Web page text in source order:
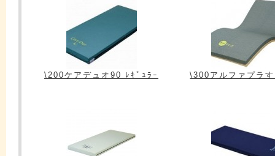
\200ケアデュオ90 ﾚｷﾞｭﾗｰ \300アルファプラ